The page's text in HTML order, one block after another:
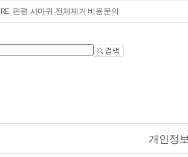
RE: 편평 사마귀 전체제거 비용문의
개인정